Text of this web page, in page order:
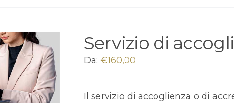
Servizio di
Da: €160,00
Il servizio di accoglienza o di